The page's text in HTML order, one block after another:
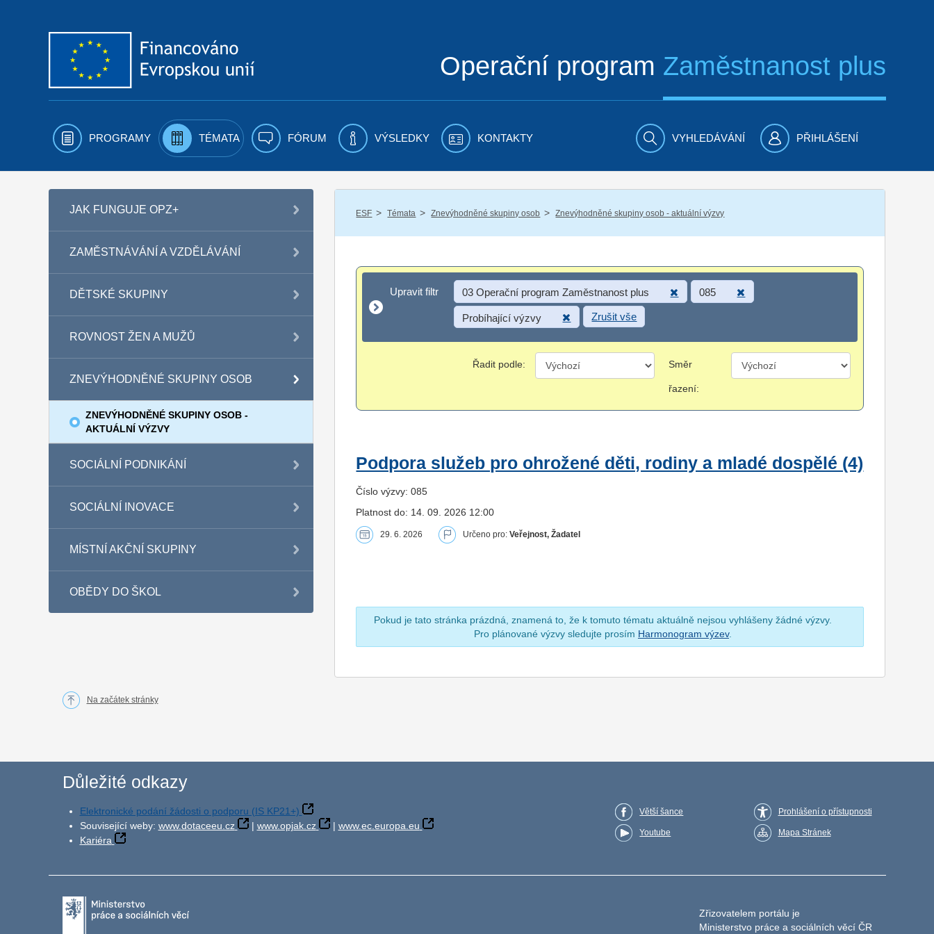
Operační program Zaměstnanost plus
PROGRAMY TÉMATA FÓRUM VÝSLEDKY KONTAKTY VYHLEDÁVÁNÍ PŘIHLÁŠENÍ
JAK FUNGUJE OPZ+
ZAMĚSTNÁVÁNÍ A VZDĚLÁVÁNÍ
DĚTSKÉ SKUPINY
ROVNOST ŽEN A MUŽŮ
ZNEVÝHODNĚNÉ SKUPINY OSOB
ZNEVÝHODNĚNÉ SKUPINY OSOB -
AKTUÁLNÍ VÝZVY
SOCIÁLNÍ PODNIKÁNÍ
SOCIÁLNÍ INOVACE
MÍSTNÍ AKČNÍ SKUPINY
OBĚDY DO ŠKOL
ESF / Témata / Znevýhodněné skupiny osob / Znevýhodněné skupiny osob - aktuální výzvy
Upravit filtr
Upravit filtr 03 Operační program Zaměstnanost plus 085
Probíhající výzvy Zrušit vše
Řadit podle: Směr
řazení:
Podpora služeb pro ohrožené děti, rodiny a mladé dospělé (4)
Číslo výzvy: 085
Platnost do: 14. 09. 2026 12:00
29. 6. 2026 Určeno pro:Veřejnost, Žadatel
Pokud je tato stránka prázdná, znamená to, že k tomuto tématu aktuálně nejsou vyhlášeny žádné výzvy.
Pro plánované výzvy sledujte prosím Harmonogram výzev.
Na začátek stránky
Důležité odkazy
Elektronické podání žádosti o podporu (IS KP21+)
Související weby: www.dotaceeu.cz | www.opjak.cz | www.ec.europa.eu
Kariéra
Větší šance
Youtube
Prohlášení o přístupnosti
Mapa Stránek
Zřizovatelem portálu je
Ministerstvo práce a sociálních věcí ČR